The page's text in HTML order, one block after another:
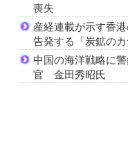
喪失
産経連載が示す香
告発する「炭鉱のカ
中国の海洋戦略に
官 金田秀昭氏